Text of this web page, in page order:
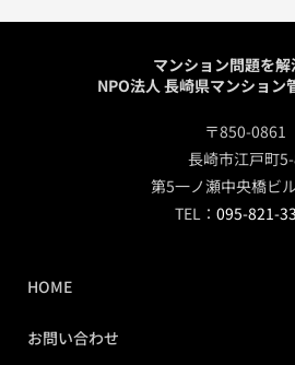
マンション問題を解
NPO法人 長崎県マンション
〒850-0861
長崎市江戸町
第5一ノ瀬中央橋ビ
TEL： 095-821-
HOME
お問い合わせ